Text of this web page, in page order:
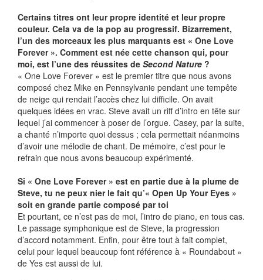
Certains titres ont leur propre identité et leur propre
couleur. Cela va de la pop au progressif. Bizarrement,
l’un des morceaux les plus marquants est « One Love
Forever ». Comment est née cette chanson qui, pour
moi, est l’une des réussites de Second Nature ?
« One Love Forever » est le premier titre que nous avons
composé chez Mike en Pennsylvanie pendant une tempête
de neige qui rendait l’accès chez lui difficile. On avait
quelques idées en vrac. Steve avait un riff d’intro en tête sur
lequel j’ai commencer à poser de l’orgue. Casey, par la suite,
a chanté n’importe quoi dessus ; cela permettait néanmoins
d’avoir une mélodie de chant. De mémoire, c’est pour le
refrain que nous avons beaucoup expérimenté.
Si « One Love Forever » est en partie due à la plume de
Steve, tu ne peux nier le fait qu’« Open Up Your Eyes »
soit en grande partie composé par toi
Et pourtant, ce n’est pas de moi, l’intro de piano, en tous cas.
Le passage symphonique est de Steve, la progression
d’accord notamment. Enfin, pour être tout à fait complet,
celui pour lequel beaucoup font référence à « Roundabout »
de Yes est aussi de lui.